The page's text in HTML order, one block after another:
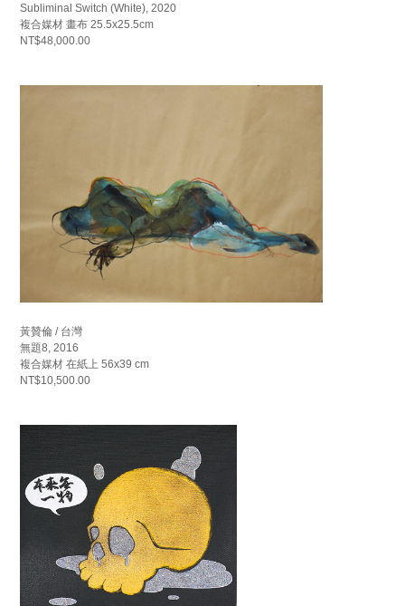
Subliminal Switch (White), 2020
複合媒材 畫布 25.5x25.5cm
NT$48,000.00
黃贊倫 / 台灣
無題8, 2016
複合媒材 在紙上 56x39 cm
NT$10,500.00